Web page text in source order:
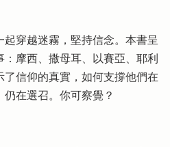
穿越迷霧，堅持信念。本書呈
摩西、撒母耳、以賽亞、耶利
信仰的真實，如何支撐他們在
在選召。你可察覺？